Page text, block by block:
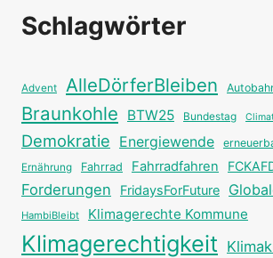
Schlagwörter
Advent AlleDörferBleiben
Braunkohle BTW25 Bundestag
Demokratie Energiewende
Ernährung Fahrrad Fahrradfahren
Forderungen FridaysForFuture
HambiBleibt Klimagerechte Kommune
Klimagerechtigkeit